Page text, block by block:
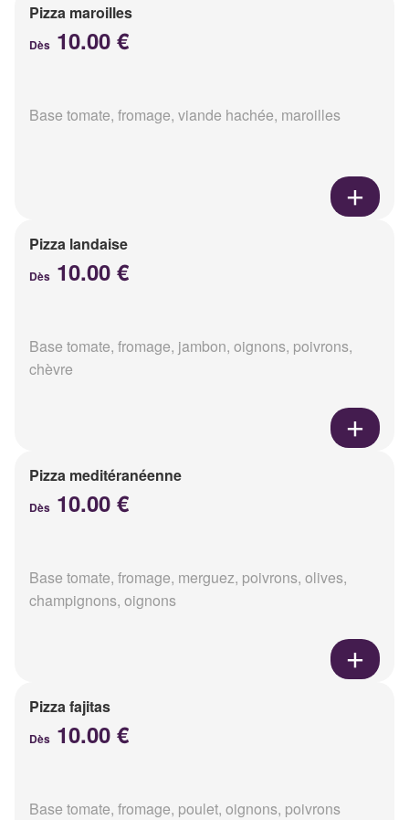
Pizza maroilles
Dès 10.00 €
Base tomate, fromage, viande hachée, maroilles
Pizza landaise
Dès 10.00 €
Base tomate, fromage, jambon, oignons, poivrons,
chèvre
Pizza meditéranéenne
Dès 10.00 €
Base tomate, fromage, merguez, poivrons, olives,
champignons, oignons
Pizza fajitas
Dès 10.00 €
Base tomate, fromage, poulet, oignons, poivrons